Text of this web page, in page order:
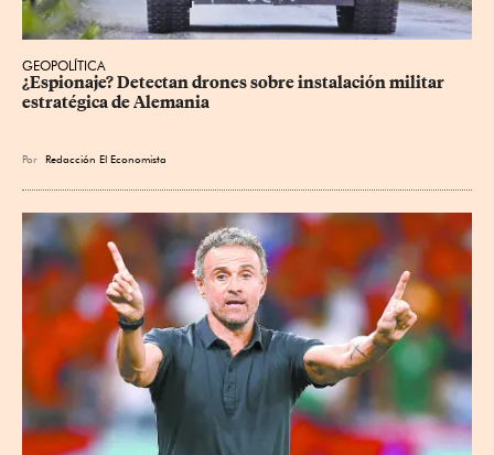
GEOPOLÍTICA
¿Espionaje? Detectan drones sobre instalación militar
estratégica de Alemania
Por Redacción El Economista